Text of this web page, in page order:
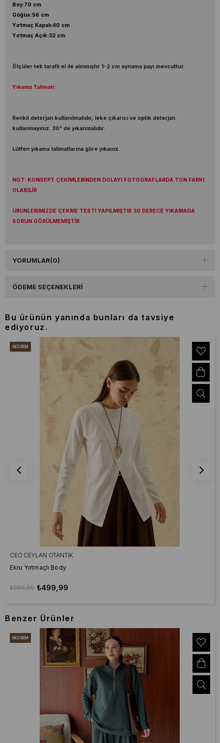
Boy:70 cm
Göğüs:56 cm
Yırtmaç Kapalı:40 cm
Yırtmaç Açık:32 cm
Ölçüler tek taraflı el ile alınmıştır 1-2 cm oynama payı mevcuttur.
Yıkama Talimatı:
Renkli deterjan kullanılmalıdır, leke çıkarıcı ve optik deterjan
kullanmayınız. 30° de yıkanmalıdır.
Lütfen yıkama talimatlarına göre yıkanız.
NOT: KONSEPT ÇEKİMLERİNDEN DOLAYI FOTOGRAFLARDA TON FARKI
OLABİLİR
ÜRÜNLERİMİZDE ÇEKME TESTİ YAPILMIŞTIR 30 DERECE YIKAMADA
SORUN GÖRÜLMEMİŞTİR
YORUMLAR(0)
ÖDEME SEÇENEKLERI
Bu ürünün yanında bunları da tavsiye
ediyoruz.
CEO CEYLAN OTANTIK
Ekru Yırtmaçlı Body
₺499,99
₺999,99
İNDIRIM
Benzer Ürünler
İNDIRIM